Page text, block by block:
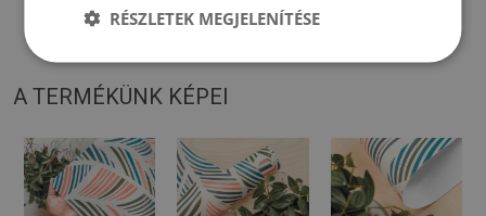
illusztráción láthatóktól.
A TERMÉKÜNK KÉPEI
RÉSZLETEK MEGJELENÍTÉSE